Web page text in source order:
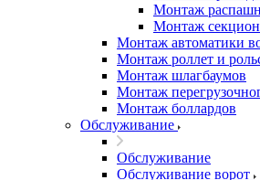
Монтаж
Монтаж
Монтаж автоматики
Монтаж роллет и
Монтаж шлагбаумов
Монтаж
Монтаж боллардов
Обслуживание
Обслуживание
Обслуживание ворот